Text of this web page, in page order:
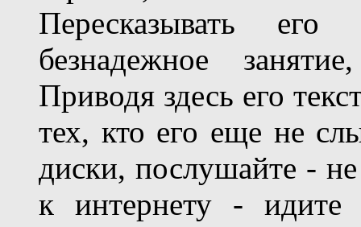
Пересказывать
безнадежное
Приводя здесь его
тех, кто его еще не
диски, послушайте -
к интернету - идите